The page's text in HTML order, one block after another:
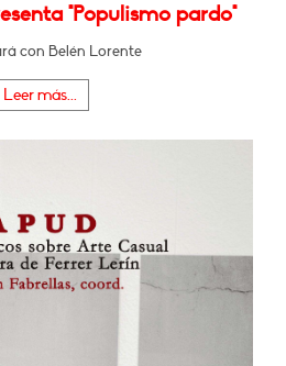
"Populismo pardo"
con Belén Lorente
Leer más...